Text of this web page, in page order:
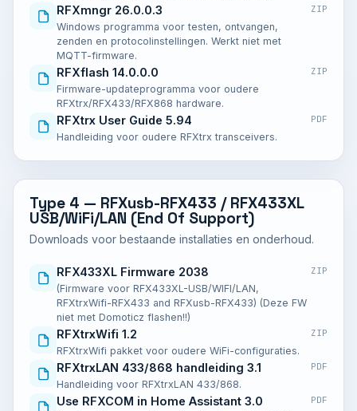
RFXmngr 26.0.0.3
Windows programma voor testen, ontvangen,
zenden en protocolinstellingen. Werkt niet met
MQTT-firmware.
ZIP
RFXflash 14.0.0.0
Firmware-updateprogramma voor oudere
RFXtrx/RFX433/RFX868 hardware.
ZIP
RFXtrx User Guide 5.94
Handleiding voor oudere RFXtrx transceivers.
PDF
Type 4 — RFXusb-RFX433 / RFX433XL
USB/WiFi/LAN (End Of Support)
Downloads voor bestaande installaties en onderhoud.
RFX433XL Firmware 2038
(Firmware voor RFX433XL-USB/WIFI/LAN,
RFXtrxWifi-RFX433 and RFXusb-RFX433) (Deze FW
niet met Domoticz flashen!!)
ZIP
RFXtrxWifi 1.2
RFXtrxWifi pakket voor oudere WiFi-configuraties.
ZIP
RFXtrxLAN 433/868 handleiding 3.1
Handleiding voor RFXtrxLAN 433/868.
PDF
Use RFXCOM in Home Assistant 3.0 PDF